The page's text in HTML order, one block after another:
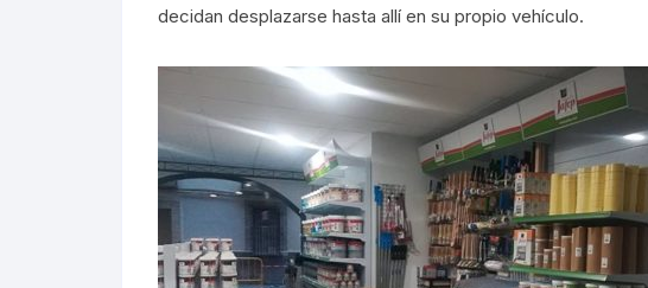
decidan desplazarse hasta allí en su propio vehículo.